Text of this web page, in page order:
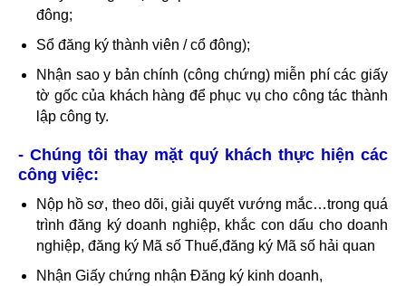
đông;
Sổ đăng ký thành viên / cổ đông);
Nhận sao y bản chính (công chứng) miễn phí các giấy
tờ gốc của khách hàng để phục vụ cho công tác thành
lập công ty.
- Chúng tôi thay mặt quý khách thực hiện các
công việc:
Nộp hồ sơ, theo dõi, giải quyết vướng mắc…trong quá
trình đăng ký doanh nghiệp, khắc con dấu cho doanh
nghiệp, đăng ký Mã số Thuế,đăng ký Mã số hải quan
Nhận Giấy chứng nhận Đăng ký kinh doanh,